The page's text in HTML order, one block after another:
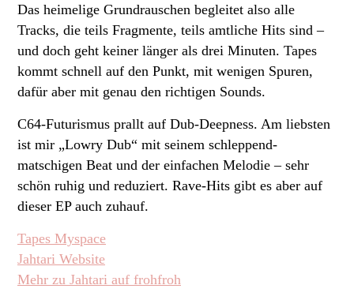
Das heimelige Grundrauschen begleitet also alle
Tracks, die teils Fragmente, teils amtliche Hits sind –
und doch geht keiner länger als drei Minuten. Tapes
kommt schnell auf den Punkt, mit wenigen Spuren,
dafür aber mit genau den richtigen Sounds.
C64-Futurismus prallt auf Dub-Deepness. Am liebsten
ist mir „Lowry Dub“ mit seinem schleppend-
matschigen Beat und der einfachen Melodie – sehr
schön ruhig und reduziert. Rave-Hits gibt es aber auf
dieser EP auch zuhauf.
Tapes Myspace
Jahtari Website
Mehr zu Jahtari auf frohfroh